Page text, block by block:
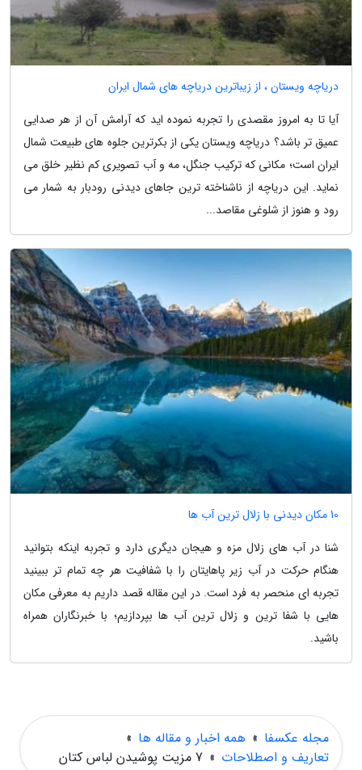
دریاچه ویستان ، از زیباترین دریاچه های شمال ایران
آیا تا به امروز مقصدی را تجربه نموده اید که آرامش آن از هر صدایی
عمیق تر باشد؟ دریاچه ویستان یکی از بکرترین جلوه های طبیعت شمال
ایران است؛ مکانی که ترکیب جنگل، مه و آب تصویری کم نظیر خلق می
نماید. این دریاچه از ناشناخته ترین جاهای دیدنی رودبار به شمار می
رود و هنوز از شلوغی مقاصد...
10 مکان دیدنی با زلال ترین آب ها
شنا در آب های زلال مزه و هیجان دیگری دارد و تجربه اینکه بتوانید
هنگام حرکت در آب زیر پاهایتان را با شفافیت هر چه تمام تر ببینید
تجربه ای منحصر به فرد است. در این مقاله قصد داریم به معرفی مکان
هایی با شفا ترین و زلال ترین آب ها بپردازیم؛ با خبرنگاران همراه
باشید.
مجله عکسفا » همه اخبار و مقاله ها »
تعاریف و اصطلاحات » 7 مزیت پوشیدن لباس کتان